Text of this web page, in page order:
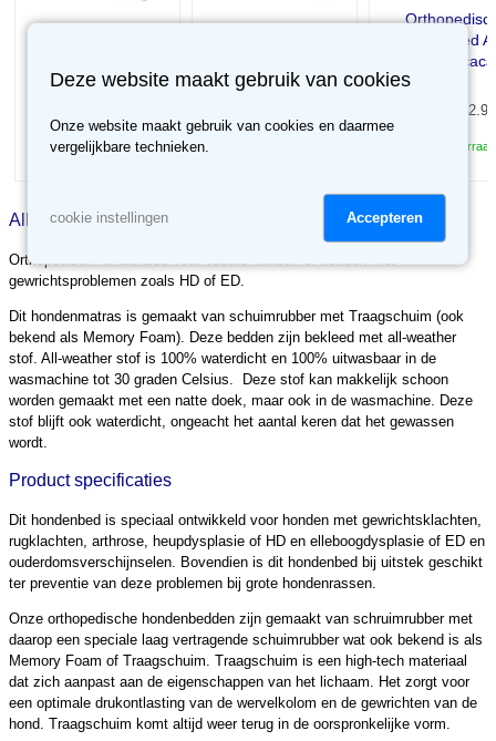
weather khaki
Vanaf62.95€ 56.66
✓Op voorraad
weather smoke
Vanaf62.95€ 56.66
hondenbed
weather
Vanaf € 62.95
Op voorraad
Alles over Orthopedisch hondenbed All-weather black
Orthopedisch hondenbed voor oudere honden of honden met
gewrichtsproblemen zoals HD of ED.
Dit hondenmatras is gemaakt van schuimrubber met Traagschuim (ook
bekend als Memory Foam). Deze bedden zijn bekleed met all-weather
stof. All-weather stof is 100% waterdicht en 100% uitwasbaar in de
wasmachine tot 30 graden Celsius. Deze stof kan makkelijk schoon
worden gemaakt met een natte doek, maar ook in de wasmachine. Deze
stof blijft ook waterdicht, ongeacht het aantal keren dat het gewassen
wordt.
Product specificaties
Dit hondenbed is speciaal ontwikkeld voor honden met gewrichtsklachten,
rugklachten, arthrose, heupdysplasie of HD en elleboogdysplasie of ED en
ouderdomsverschijnselen. Bovendien is dit hondenbed bij uitstek geschikt
ter preventie van deze problemen bij grote hondenrassen.
Onze orthopedische hondenbedden zijn gemaakt van schruimrubber met
daarop een speciale laag vertragende schuimrubber wat ook bekend is als
Memory Foam of Traagschuim. Traagschuim is een high-tech materiaal
dat zich aanpast aan de eigenschappen van het lichaam. Het zorgt voor
een optimale drukontlasting van de wervelkolom en de gewrichten van de
hond. Traagschuim komt altijd weer terug in de oorspronkelijke vorm.
Deze website maakt gebruik van cookies
Onze website maakt gebruik van cookies en daarmee
vergelijkbare technieken.
cookie instellingen Accepteren